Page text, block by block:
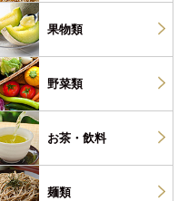
果物類
野菜類
お茶・ 飲料
麺類